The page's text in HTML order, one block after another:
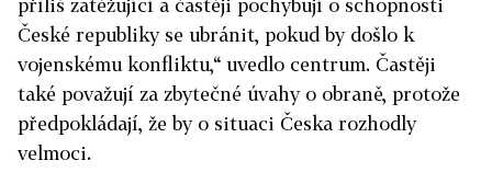
České republiky se ubránit, pokud by došlo k
vojenskému konfliktu,“ uvedlo centrum. Častěji
také považují za zbytečné úvahy o obraně, protože
předpokládají, že by o situaci Česka rozhodly
velmoci.